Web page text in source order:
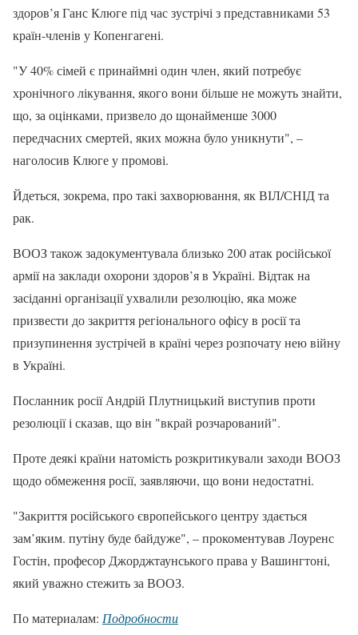
здоров’я Ганс Клюге під час зустрічі з представниками 53
країн-членів у Копенгагені.
"У 40% сімей є принаймні один член, який потребує
хронічного лікування, якого вони більше не можуть знайти,
що, за оцінками, призвело до щонайменше 3000
передчасних смертей, яких можна було уникнути", –
наголосив Клюге у промові.
Йдеться, зокрема, про такі захворювання, як ВІЛ/СНІД та
рак.
ВООЗ також задокументувала близько 200 атак російської
армії на заклади охорони здоров’я в Україні. Відтак на
засіданні організації ухвалили резолюцію, яка може
призвести до закриття регіонального офісу в росії та
призупинення зустрічей в країні через розпочату нею війну
в Україні.
Посланник росії Андрій Плутницький виступив проти
резолюції і сказав, що він "вкрай розчарований".
Проте деякі країни натомість розкритикували заходи ВООЗ
щодо обмеження росії, заявляючи, що вони недостатні.
"Закриття російського європейського центру здається
зам’яким. путіну буде байдуже", – прокоментував Лоуренс
Гостін, професор Джорджтаунського права у Вашингтоні,
який уважно стежить за ВООЗ.
По материалам: Подробности